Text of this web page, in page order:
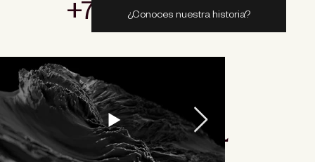
+7,500¿Conoces nuestra historia?
CENA EN EL